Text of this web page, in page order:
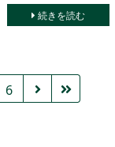
続きを読む
6